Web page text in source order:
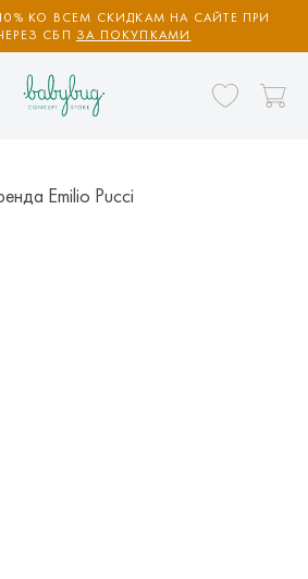
КО ВСЕМ СКИДКАМ НА САЙТЕ ПРИ
СБП ЗА ПОКУПКАМИ